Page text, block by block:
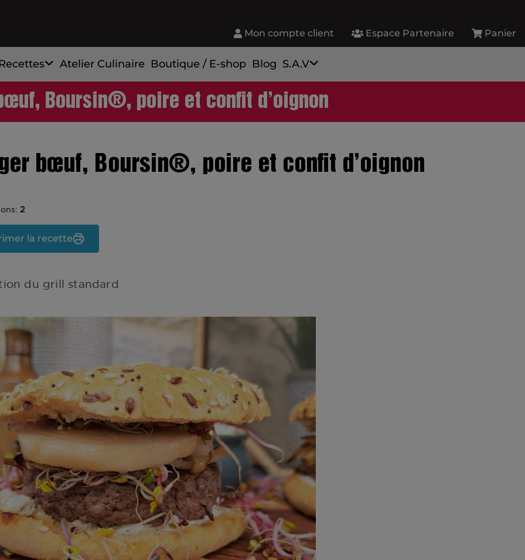
Mon compte client Espace Partenaire Panier
Atelier Culinaire Boutique / E-shop Blog S.A.V
Boursin®, poire et confit d’oignon
bœuf, Boursin®, poire et confit d’oignon
2
la recette
du grill standard